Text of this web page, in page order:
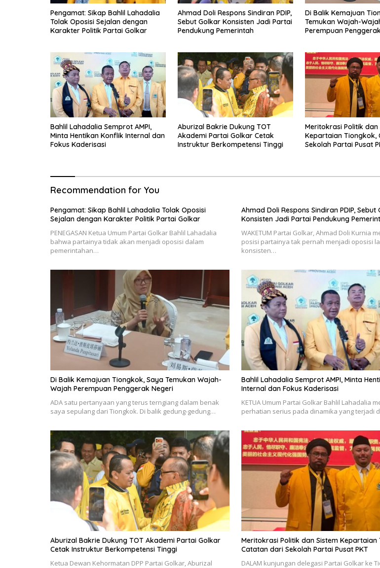
Pengamat: Sikap Bahlil Lahadalia
Tolak Oposisi Sejalan dengan
Karakter Politik Partai Golkar
Ahmad Doli Respons Sindiran PDIP,
Sebut Golkar Konsisten Jadi Partai
Pendukung Pemerintah
Di Balik Kemajuan
Temukan Wajah-
Perempuan
Bahlil Lahadalia Semprot AMPI,
Minta Hentikan Konflik Internal dan
Fokus Kaderisasi
Aburizal Bakrie Dukung TOT
Akademi Partai Golkar Cetak
Instruktur Berkompetensi Tinggi
Meritokrasi Politik dan
Kepartaian Tiongkok,
Sekolah Partai Pusat
Recommendation for You
Pengamat: Sikap Bahlil Lahadalia Tolak Oposisi
Sejalan dengan Karakter Politik Partai Golkar
PENEGASAN Ketua Umum Partai Golkar Bahlil Lahadalia
bahwa partainya tidak akan menjadi oposisi dalam
pemerintahan…
Ahmad Doli Respons Sindiran PDIP, Sebut
Konsisten Jadi Partai Pendukung
WAKETUM Partai Golkar, Ahmad Doli Kurnia
posisi partainya tak pernah menjadi oposisi
konsisten…
Di Balik Kemajuan Tiongkok, Saya Temukan Wajah-
Wajah Perempuan Penggerak Negeri
ADA satu pertanyaan yang terus terngiang dalam benak
saya sepulang dari Tiongkok. Di balik gedung-gedung…
Bahlil Lahadalia Semprot AMPI, Minta
Internal dan Fokus Kaderisasi
KETUA Umum Partai Golkar Bahlil Lahadalia
perhatian serius pada dinamika yang terjadi
Aburizal Bakrie Dukung TOT Akademi Partai Golkar
Cetak Instruktur Berkompetensi Tinggi
Ketua Dewan Kehormatan DPP Partai Golkar, Aburizal
Meritokrasi Politik dan Sistem Kepartaian
Catatan dari Sekolah Partai Pusat PKT
DALAM kunjungan delegasi Partai Golkar ke